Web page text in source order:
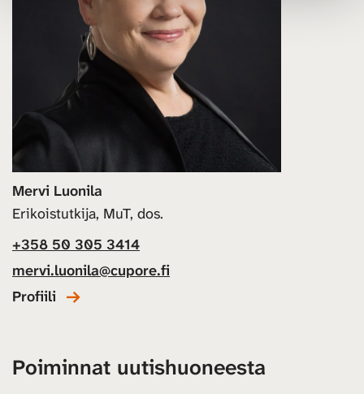
Mervi Luonila
Erikoistutkija, MuT, dos.
+358 50 305 3414
mervi.luonila@cupore.fi
Profiili
Poiminnat uutishuoneesta